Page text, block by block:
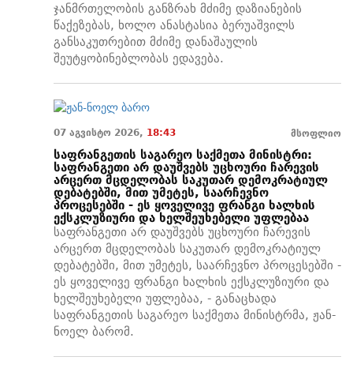
ჯანმრთელობის განზრახ მძიმე დაზიანების
წაქეზებას, ხოლო ანასტასია ბერუაშვილს
განსაკუთრებით მძიმე დანაშაულის
შეუტყობინებლობას ედავება.
07 აგვისტო 2026, 18:43 მსოფლიო
საფრანგეთის საგარეო საქმეთა მინისტრი:
საფრანგეთი არ დაუშვებს უცხოური ჩარევის
არცერთ მცდელობას საკუთარ დემოკრატიულ
დებატებში, მით უმეტეს, საარჩევნო
პროცესებში - ეს ყოველივე ფრანგი ხალხის
ექსკლუზიური და ხელშეუხებელი უფლებაა
საფრანგეთი არ დაუშვებს უცხოური ჩარევის
არცერთ მცდელობას საკუთარ დემოკრატიულ
დებატებში, მით უმეტეს, საარჩევნო პროცესებში -
ეს ყოველივე ფრანგი ხალხის ექსკლუზიური და
ხელშეუხებელი უფლებაა, - განაცხადა
საფრანგეთის საგარეო საქმეთა მინისტრმა, ჟან-
ნოელ ბარომ.